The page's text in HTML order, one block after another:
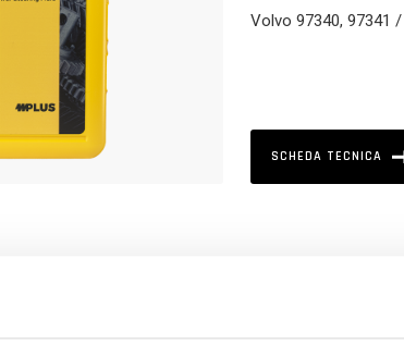
Volvo 97340, 97341 /
SCHEDA TECNICA
è un fluido formulato espressamente per essere
per le quali il costruttore prescriva fluidi di tipo